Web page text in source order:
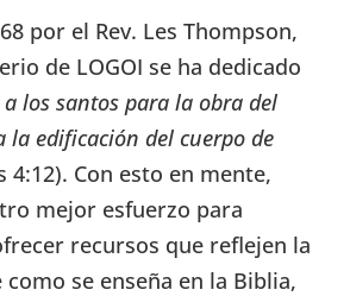
por el Rev. Les Thompson,
de LOGOI se ha dedicado
los santos para la obra del
edificación del cuerpo de
4:12). Con esto en mente,
mejor esfuerzo para
recursos que reflejen la
se enseña en la Biblia,